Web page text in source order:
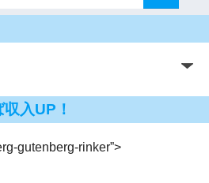
入UP！
gutenberg-rinker”>